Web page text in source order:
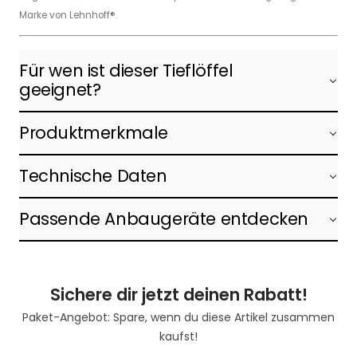
Marke von Lehnhoff®.
Für wen ist dieser Tieflöffel
geeignet?
Produktmerkmale
Technische Daten
Passende Anbaugeräte entdecken
Sichere dir jetzt deinen Rabatt!
Paket-Angebot: Spare, wenn du diese Artikel zusammen
kaufst!